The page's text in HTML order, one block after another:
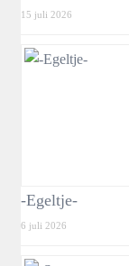
15 juli 2026
-Egeltje-
6 juli 2026